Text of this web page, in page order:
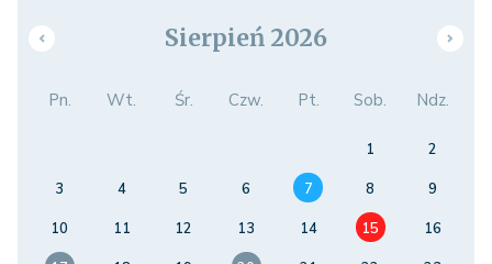
Sierpień 2026
Pn. Wt. Śr. Czw. Pt. Sob. Ndz.
1
2
3
4 5 6 7 8
9
10
11 12 13 14 15
16